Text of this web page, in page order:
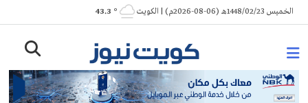
Skip
to
الخميس 1448/02/23هـ (06-08-2026م) | الكويت ° 43.3